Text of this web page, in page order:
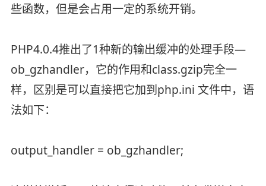
些函数，但是会占用一定的系统开销。
PHP4.0.4推出了1种新的输出缓冲的处理手段—
ob_gzhandler，它的作用和class.gzip完全一
样，区别是可以直接把它加到php.ini 文件中，语
法如下：
output_handler = ob_gzhandler;